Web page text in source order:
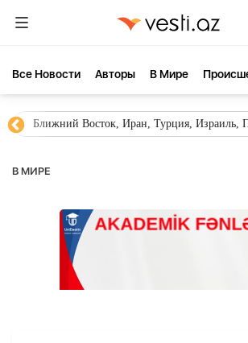
Все Новости Aвторы В Мире
Ближний Восток, Иран, Турция,
В МИРЕ